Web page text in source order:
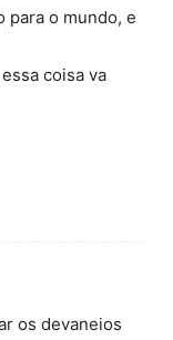
para o mundo, e
coisa va
os devaneios